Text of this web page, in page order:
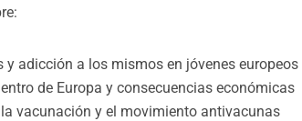
y adicción a los mismos en jóvenes europeos
de Europa y consecuencias económicas
vacunación y el movimiento antivacunas